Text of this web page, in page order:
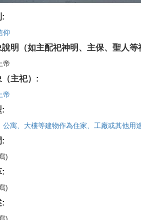
:
仰
說明（如主配祀神明、主保、聖人
帝
主祀）:
帝
:
公寓、大樓等建物作為住家、工廠或其他用
:
)
:
)
: